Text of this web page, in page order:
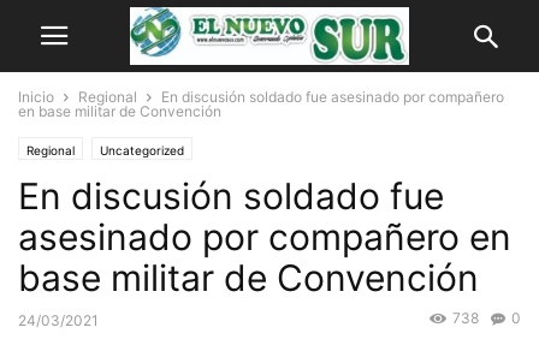
Inicio Regional
En discusión soldado fue asesinado por compañero
en base militar de Convención
Regional Uncategorized
En discusión soldado fue
asesinado por compañero en
base militar de Convención
24/03/2021 0
738